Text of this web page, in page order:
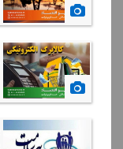
1404/12/19
1404/12/19